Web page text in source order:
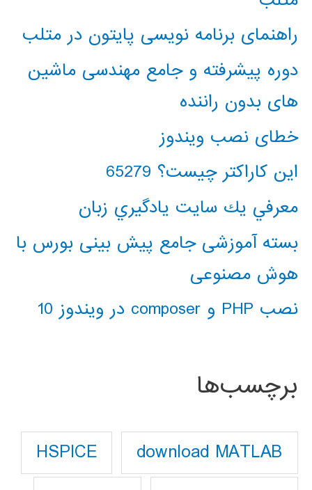
راهنمای برنامه نویسی پایتون در متلب
دوره پیشرفته و جامع مهندسی ماشین
های بدون راننده
خطای نصب ویندوز
این کاراکتر چیست؟ 65279
معرفي يك سايت يادگيري زبان
بسته آموزشی جامع پیش بینی بورس با
هوش مصنوعی
نصب PHP و composer در ویندوز 10
برچسب‌ها
download MATLAB
HSPICE